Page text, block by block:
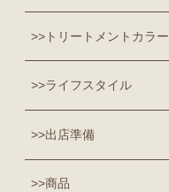
トリートメントカラー
ライフスタイル
出店準備
商品